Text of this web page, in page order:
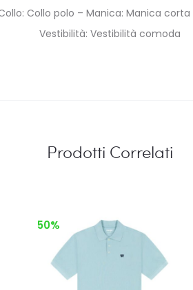
Collo polo – Manica: Manica
Vestibilità: Vestibilità comoda
Prodotti Correlati
50%